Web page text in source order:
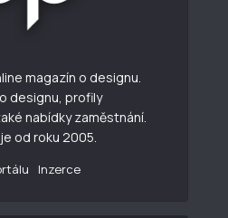
magazín o designu.
designu, profily
nabídky zaměstnání.
od roku 2005.
Inzerce